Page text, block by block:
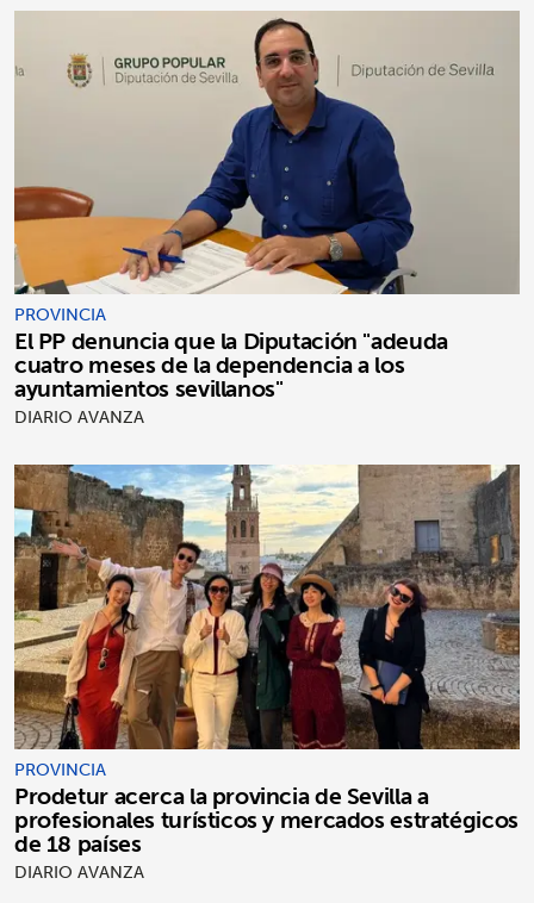
PROVINCIA
El PP denuncia que la Diputación "adeuda
cuatro meses de la dependencia a los
ayuntamientos sevillanos"
DIARIO AVANZA
PROVINCIA
Prodetur acerca la provincia de Sevilla a
profesionales turísticos y mercados estratégicos
de 18 países
DIARIO AVANZA